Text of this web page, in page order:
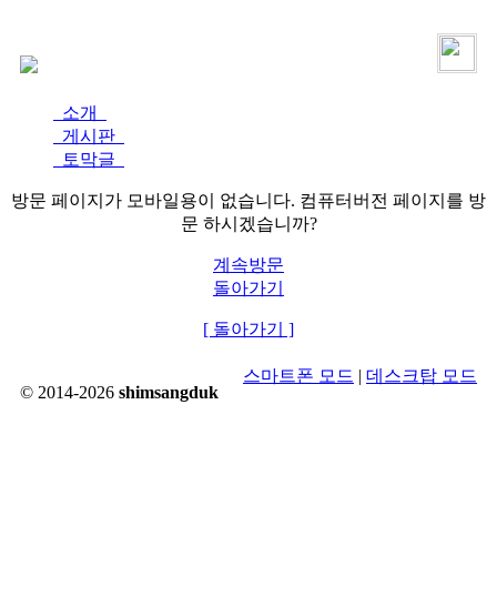
소개
게시판
토막글
방문 페이지가 모바일용이 없습니다. 컴퓨터버전 페이지를 방
문 하시겠습니까?
계속방문
돌아가기
[ 돌아가기 ]
© 2014-2026 shimsangduk
스마트폰 모드 | 데스크탑 모드